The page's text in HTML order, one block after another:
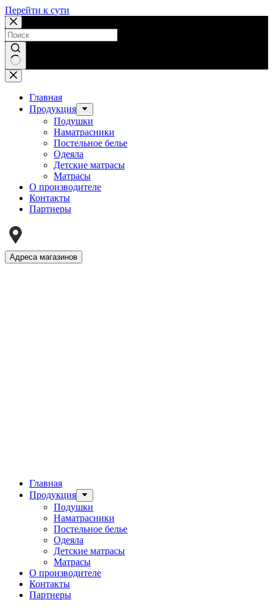
Перейти к сути
Ничего
не
найденоГлавная
Продукция
Подушки
Наматрасники
Постельное белье
Одеяла
Детские матрасы
Матрасы
О производителе
Контакты
Партнеры
Адреса магазинов
Главная
Продукция
Подушки
Наматрасники
Постельное белье
Одеяла
Детские матрасы
Матрасы
О производителе
Контакты
Партнеры